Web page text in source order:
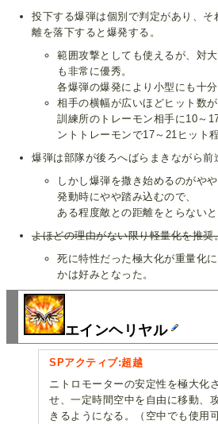
投下する爆弾は個別で判定があり、
離を落下すると爆発する。
範囲攻撃としても使えるが、対
も非常に優秀。
各爆弾の爆発により小型にも十
相手の横幅が広いほどヒット数が
訓練所のトレーモン相手に10～
ントトレーモンで17～21ヒット程
爆弾は部隊が後ろへばらまきながら前
しかし爆弾を撒き始めるのがや
発動時にやや踏み込むので、
ある程度敵との距離をとらない
よほどの理由がない限り軽量化を推奨
死に特性だった極大化が重量化
かは好みとなった。
エインヘリヤル
SPアクティブ:超越
ニトロモーターの安定性を極大化
せ、一定時間空中を自由に移動、
きるようになる。（空中でも使用可